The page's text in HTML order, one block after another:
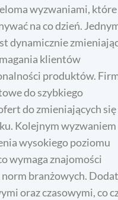
wyzwaniami, które
na co dzień.
dynamicznie
klientów
produktów.
do szybkiego
do zmieniających się
Kolejnym wyzwaniem
wysokiego poziomu
wymaga znajomości
branżowych.
oraz czasowymi, co